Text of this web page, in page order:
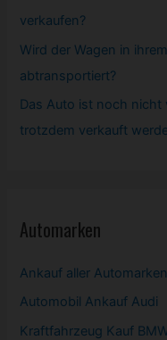
verkaufen?
Wird der Wagen in
abtransportiert?
Das Auto ist noch
trotzdem verkauft
Automarken
Ankauf aller Automarken
Automobil Ankauf Audi
Kraftfahrzeug Kauf